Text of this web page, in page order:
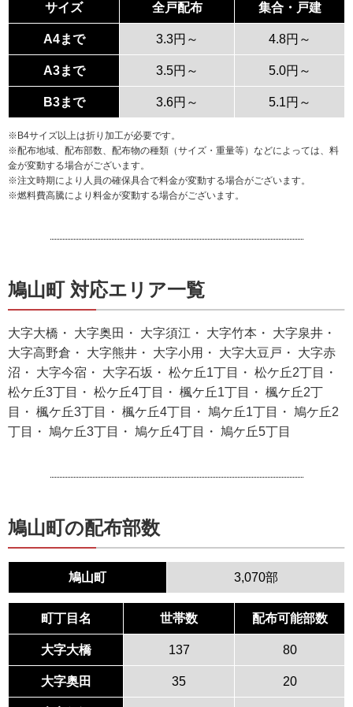
サイズ 全戸配布 集合・戸建
A4まで 3.3円～ 4.8円～
A3まで 3.5円～ 5.0円～
B3まで 3.6円～ 5.1円～
※B4サイズ以上は折り加工が必要です。
※配布地域、配布部数、配布物の種類（サイズ・重量等）などによっては、料
金が変動する場合がございます。
※注文時期により人員の確保具合で料金が変動する場合がございます。
※燃料費高騰により料金が変動する場合がございます。
鳩山町 対応エリア一覧
大字大橋・ 大字奥田・ 大字須江・ 大字竹本・ 大字泉井・
大字高野倉・ 大字熊井・ 大字小用・ 大字大豆戸・ 大字赤
沼・ 大字今宿・ 大字石坂・ 松ケ丘1丁目・ 松ケ丘2丁目・
松ケ丘3丁目・ 松ケ丘4丁目・ 楓ケ丘1丁目・ 楓ケ丘2丁
目・ 楓ケ丘3丁目・ 楓ケ丘4丁目・ 鳩ケ丘1丁目・ 鳩ケ丘2
丁目・ 鳩ケ丘3丁目・ 鳩ケ丘4丁目・ 鳩ケ丘5丁目
鳩山町の配布部数
鳩山町 3,070部
町丁目名 世帯数 配布可能部数
大字大橋 137 80
大字奥田 35 20